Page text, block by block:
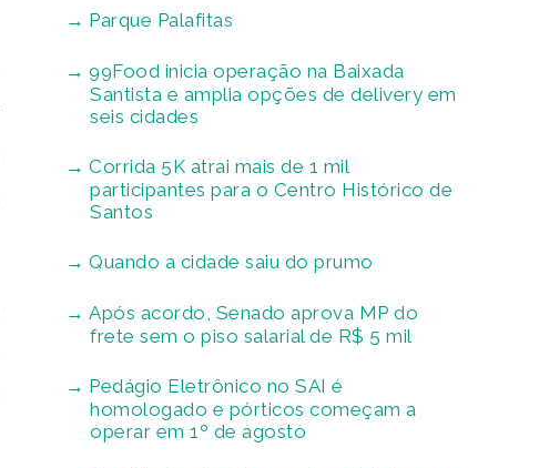
Parque Palafitas
99Food inicia operação na Baixada
Santista e amplia opções de delivery em
seis cidades
Corrida 5K atrai mais de 1 mil
participantes para o Centro Histórico de
Santos
Quando a cidade saiu do prumo
Após acordo, Senado aprova MP do
frete sem o piso salarial de R$ 5 mil
Pedágio Eletrônico no SAI é
homologado e pórticos começam a
operar em 1º de agosto